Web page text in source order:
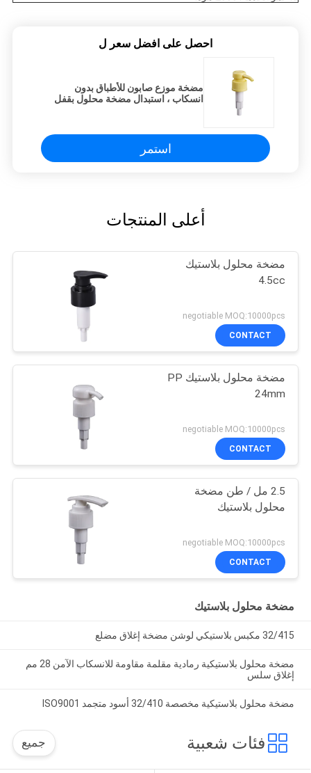
احصل على افضل سعر ل
مضخة موزع صابون للأطباق بدون
انسكاب ، استبدال مضخة محلول بقفل
استمر
أعلى المنتجات
مضخة محلول بلاستيك
4.5cc
negotiable MOQ:10000pcs
CONTACT
مضخة محلول بلاستيك PP
24mm
negotiable MOQ:10000pcs
CONTACT
2.5 مل / طن مضخة
محلول بلاستيك
negotiable MOQ:10000pcs
CONTACT
مضخة محلول بلاستيك
32/415 مكبس بلاستيكي لوشن مضخة إغلاق مضلع
مضخة محلول بلاستيكية رمادية مقلمة مقاومة للانسكاب الآمن 28 مم
إغلاق سلس
مضخة محلول بلاستيكية مخصصة 32/410 أسود متجمد ISO9001
فئات شعبية جميع